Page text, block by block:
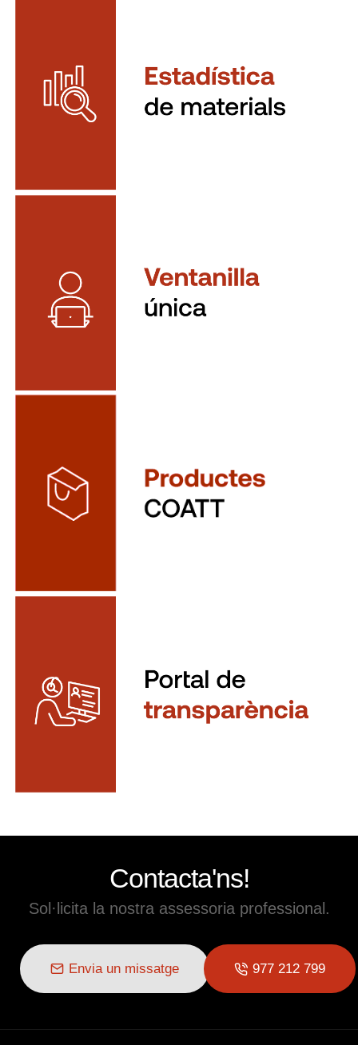
Contacta'ns!
Sol·licita la nostra assessoria professional.
Envia un missatge 977 212 799